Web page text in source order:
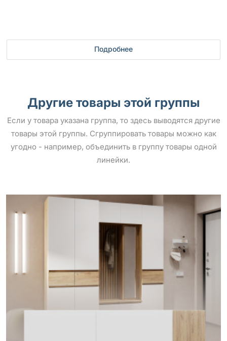
Подробнее
Другие товары этой группы
Если у товара указана группа, то здесь выводятся другие
товары этой группы. Сгруппировать товары можно как
угодно - например, объединить в группу товары одной
линейки.